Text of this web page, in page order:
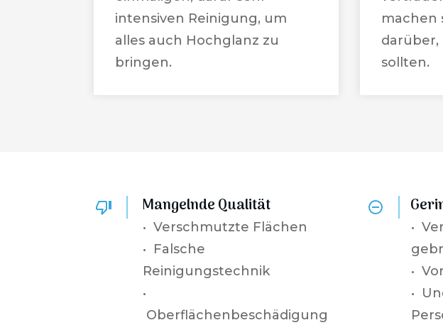
intensiven Reinigung, um
alles auch Hochglanz zu
bringen.
machen
darüber,
sollten.
Mangelnde Qualität
• Verschmutzte Flächen
• Falsche
Reinigungstechnik
•
Oberflächenbeschädigung
•
•
•